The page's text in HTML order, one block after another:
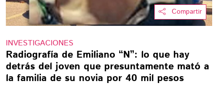
Compartir
INVESTIGACIONES
Radiografía de Emiliano “N”: lo que hay
detrás del joven que presuntamente mató a
la familia de su novia por 40 mil pesos